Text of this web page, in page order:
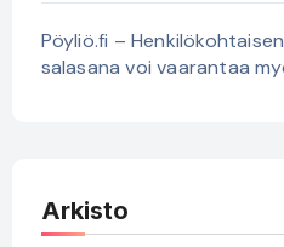
Pöyliö.fi –
salasana voi vaarantaa
Arkisto